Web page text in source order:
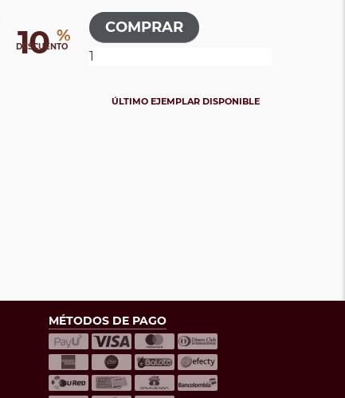
10 %
DESCUENTO
ÚLTIMO EJEMPLAR DISPONIBLE
MÉTODOS DE PAGO